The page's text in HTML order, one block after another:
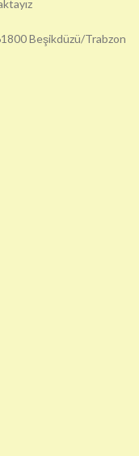
Beşikdüzü/Trabzon